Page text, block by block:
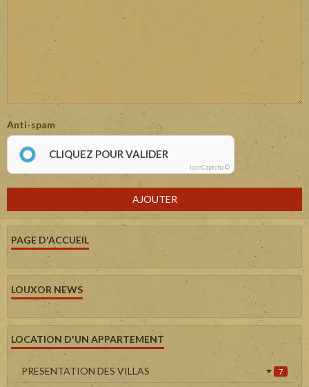
Anti-spam
CLIQUEZ POUR VALIDER
IconCaptcha ©
AJOUTER
PAGE D'ACCUEIL
LOUXOR NEWS
LOCATION D'UN APPARTEMENT
PRESENTATION DES VILLAS 7